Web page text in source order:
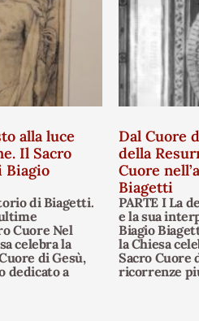
alla luce
Il Sacro
Biagio
di Biagetti.
Cuore Nel
celebra la
di Gesù,
dedicato a
Dal Cuore
della
Cuore
Biagetti
PARTE I La
e la sua
Biagio
la Chiesa
Sacro Cuore
ricorrenze